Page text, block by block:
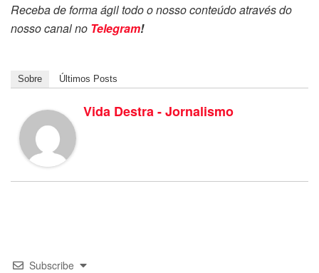
Receba de forma ágil todo o nosso conteúdo através do
nosso canal no Telegram!
Sobre Últimos Posts
Vida Destra - Jornalismo
Subscribe